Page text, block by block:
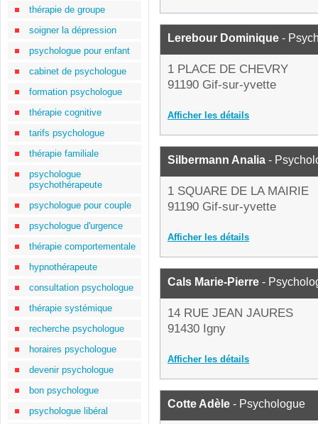
thérapie de groupe
soigner la dépression
psychologue pour enfant
cabinet de psychologue
formation psychologue
thérapie cognitive
tarifs psychologue
thérapie familiale
psychologue
psychothérapeute
psychologue pour couple
psychologue d'urgence
thérapie comportementale
hypnothérapeute
consultation psychologue
thérapie systémique
recherche psychologue
horaires psychologue
devenir psychologue
bon psychologue
psychologue libéral
Lerebour Dominique -
1 PLACE DE CHEVRY
91190 Gif-sur-yvette
Afficher les détails
Silbermann Analia -
1 SQUARE DE LA MAIRIE
91190 Gif-sur-yvette
Afficher les détails
Cals Marie-Pierre -
14 RUE JEAN JAURES
91430 Igny
Afficher les détails
Cotte Adèle - Psychologue